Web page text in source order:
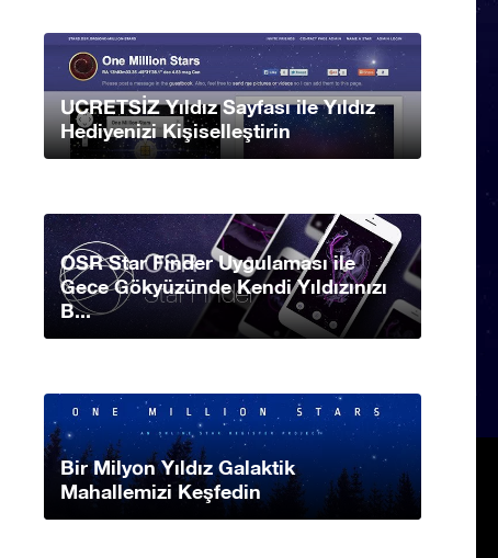
UCRETSİZ Yıldız Sayfası ile Yıldız
Hediyenizi Kişiselleştirin
OSR Star Finder Uygulaması ile
Gece Gökyüzünde Kendi Yıldızınızı
B...
Bir Milyon Yıldız Galaktik
Mahallemizi Keşfedin